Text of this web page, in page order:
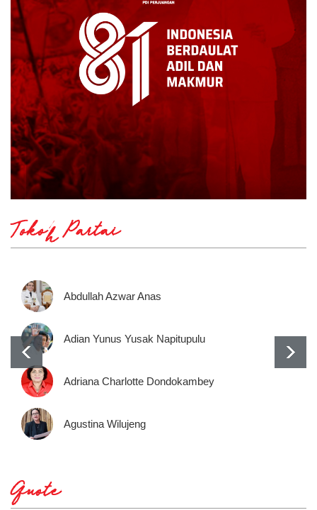
Tokoh Partai
Abdullah Azwar Anas
Adian Yunus Yusak Napitupulu
Adriana Charlotte Dondokambey
Agustina Wilujeng
Quote